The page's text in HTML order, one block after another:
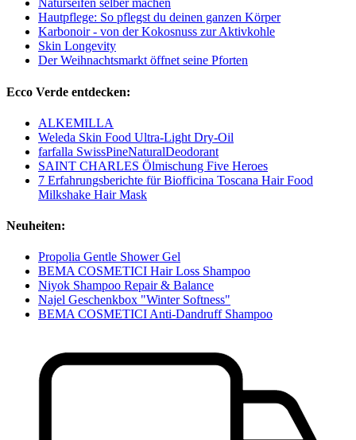
Naturseifen selber machen
Hautpflege: So pflegst du deinen ganzen Körper
Karbonoir - von der Kokosnuss zur Aktivkohle
Skin Longevity
Der Weihnachtsmarkt öffnet seine Pforten
Ecco Verde entdecken:
ALKEMILLA
Weleda Skin Food Ultra-Light Dry-Oil
farfalla SwissPineNaturalDeodorant
SAINT CHARLES Ölmischung Five Heroes
7 Erfahrungsberichte für Biofficina Toscana Hair Food
Milkshake Hair Mask
Neuheiten:
Propolia Gentle Shower Gel
BEMA COSMETICI Hair Loss Shampoo
Niyok Shampoo Repair & Balance
Najel Geschenkbox "Winter Softness"
BEMA COSMETICI Anti-Dandruff Shampoo